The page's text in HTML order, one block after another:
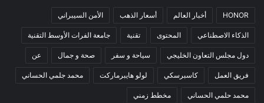
HONOR أخبار العالم أسعار الذهب الأمن السيبراني
الذكاء الاصطناعي المحتوى تقنية جامعة الفرات الأوسط التقنية
دول مجلس التعاون الخليجي سياحة و سفر صحة و جمال عن
فريق العمل كاسبرسكي لولو هايبرماركت محمد جلمي الحساني
محمد حلمي الحساني مخطط زمني